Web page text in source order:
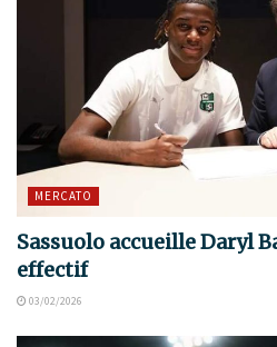
MERCATO
Sassuolo accueille Daryl
effectif
03/02/2026